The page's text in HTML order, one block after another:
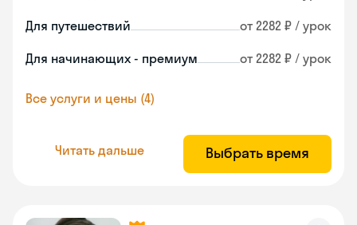
Для путешествий от 2282 ₽ / урок
Для начинающих - премиум от 2282 ₽ / урок
Все услуги и цены (4)
Читать дальше Выбрать время